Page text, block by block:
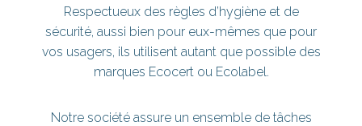
Respectueux des règles d’hygiène et de
sécurité, aussi bien pour eux-mêmes que pour
vos usagers, ils utilisent autant que possible des
marques Ecocert ou Ecolabel.
Notre société assure un ensemble de tâches